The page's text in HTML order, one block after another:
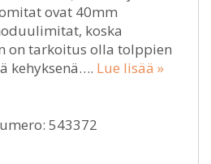
ovat 40mm
koska
on tarkoitus olla tolppien
kehyksenä…. Lue lisää »
543372